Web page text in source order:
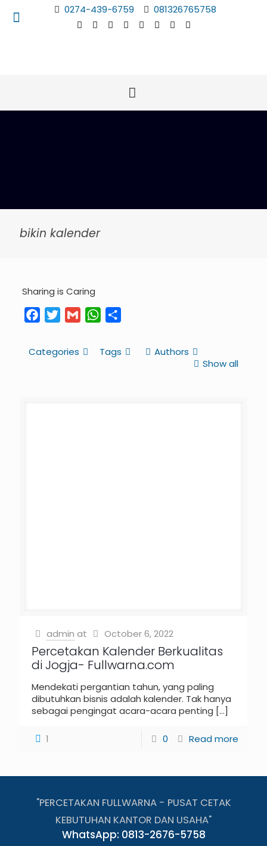
0274-439-6759 081326765758
bikin kalender
Sharing is Caring
FacebookTwitterGmail WhatsApp
Categories Tags
Authors
Show all
admin at October 6, 2022
Percetakan Kalender Berkualitas
di Jogja- Fullwarna.com
Mendekati pergantian tahun, yang paling
dibutuhkan bisnis adalah kalender. Tak hanya
sebagai pengingat acara-acara penting […]
1 0 Read more
"PERCETAKAN FULLWARNA - PUSAT CETAK
KEBUTUHAN KANTOR DAN USAHA"
WhatsApp: 0813-2676-5758